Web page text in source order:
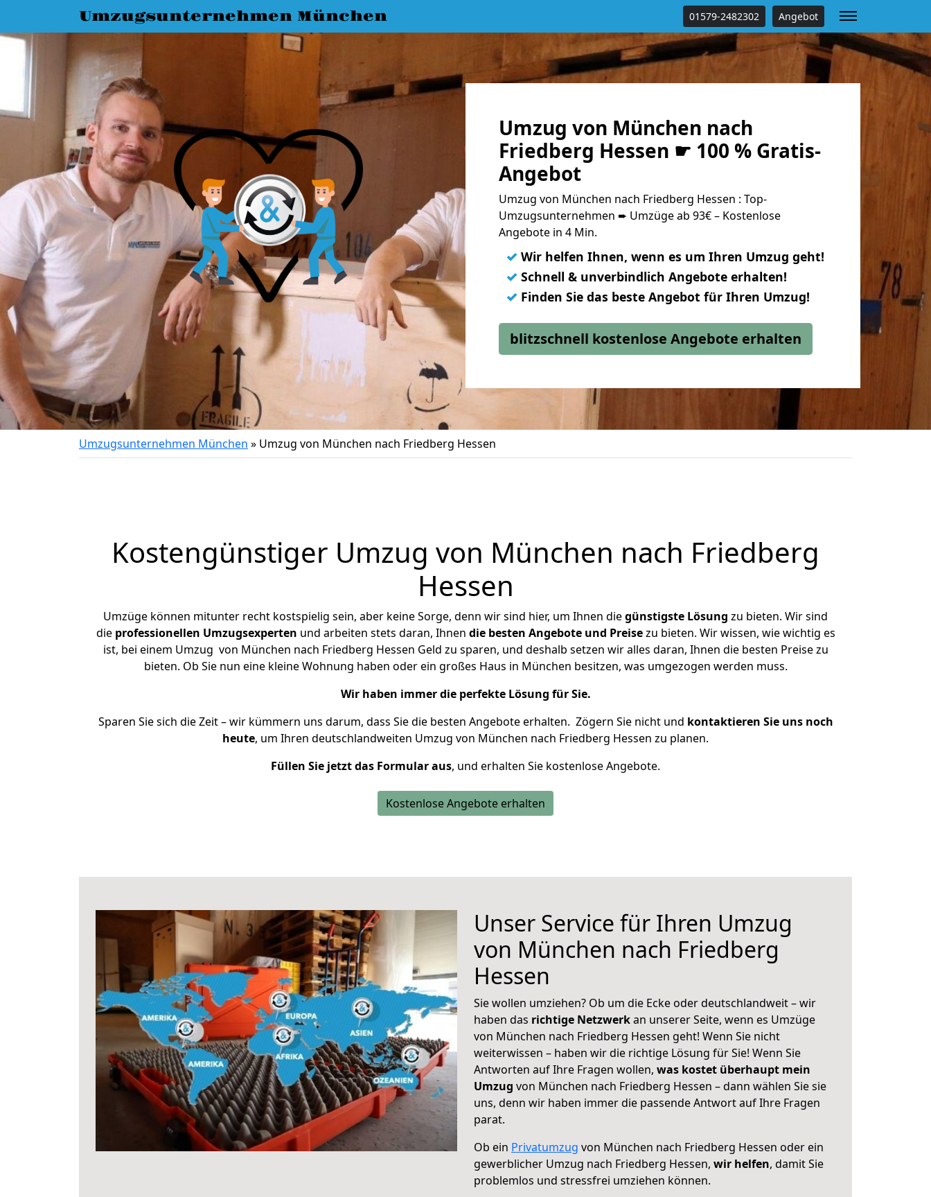
Umzugsunternehmen München 01579-2482302 Angebot
Umzug von München nach
Friedberg Hessen ☛ 100 % Gratis-
Angebot
Umzug von München nach Friedberg Hessen : Top-
Umzugsunternehmen ➨ Umzüge ab 93€ – Kostenlose
Angebote in 4 Min.
✓ Wir helfen Ihnen, wenn es um Ihren Umzug geht!
✓ Schnell & unverbindlich Angebote erhalten!
✓ Finden Sie das beste Angebot für Ihren Umzug!
blitzschnell kostenlose Angebote erhalten
Umzugsunternehmen München » Umzug von München nach Friedberg Hessen
Kostengünstiger Umzug von München nach Friedberg
Hessen
Umzüge können mitunter recht kostspielig sein, aber keine Sorge, denn wir sind hier, um Ihnen diegünstigste Lösung zu bieten. Wir sind
die professionellen Umzugsexperten und arbeiten stets daran, Ihnen die besten Angebote und Preisezu bieten. Wir wissen, wie wichtig es
ist, bei einem Umzug von München nach Friedberg Hessen Geld zu sparen, und deshalb setzen wir alles daran, Ihnen die besten Preise zu
bieten. Ob Sie nun eine kleine Wohnung haben oder ein großes Haus in München besitzen, was umgezogen werden muss.
Wir haben immer die perfekte Lösung für Sie.
Sparen Sie sich die Zeit – wir kümmern uns darum, dass Sie die besten Angebote erhalten. Zögern Sie nicht und kontaktieren Sie uns noch
heute, um Ihren deutschlandweiten Umzug von München nach Friedberg Hessen zu planen.
Füllen Sie jetzt das Formular aus, und erhalten Sie kostenlose Angebote.
Kostenlose Angebote erhalten
Unser Service für Ihren Umzug
von München nach Friedberg
Hessen
Sie wollen umziehen? Ob um die Ecke oder deutschlandweit – wir
haben das richtige Netzwerkan unserer Seite, wenn es Umzüge
von München nach Friedberg Hessen geht! Wenn Sie nicht
weiterwissen – haben wir die richtige Lösung für Sie! Wenn Sie
Antworten auf Ihre Fragen wollen, was kostet überhaupt mein
Umzug von München nach Friedberg Hessen – dann wählen Sie sie
uns, denn wir haben immer die passende Antwort auf Ihre Fragen
parat.
Ob ein Privatumzug von München nach Friedberg Hessen oder ein
gewerblicher Umzug nach Friedberg Hessen, wir helfen, damit Sie
problemlos und stressfrei umziehen können.